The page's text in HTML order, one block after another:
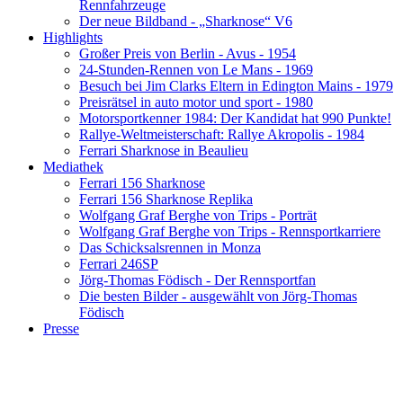
Rennfahrzeuge
Der neue Bildband - „Sharknose“ V6
Highlights
Großer Preis von Berlin - Avus - 1954
24-Stunden-Rennen von Le Mans - 1969
Besuch bei Jim Clarks Eltern in Edington Mains - 1979
Preisrätsel in auto motor und sport - 1980
Motorsportkenner 1984: Der Kandidat hat 990 Punkte!
Rallye-Weltmeisterschaft: Rallye Akropolis - 1984
Ferrari Sharknose in Beaulieu
Mediathek
Ferrari 156 Sharknose
Ferrari 156 Sharknose Replika
Wolfgang Graf Berghe von Trips - Porträt
Wolfgang Graf Berghe von Trips - Rennsportkarriere
Das Schicksalsrennen in Monza
Ferrari 246SP
Jörg-Thomas Födisch - Der Rennsportfan
Die besten Bilder - ausgewählt von Jörg-Thomas
Födisch
Presse